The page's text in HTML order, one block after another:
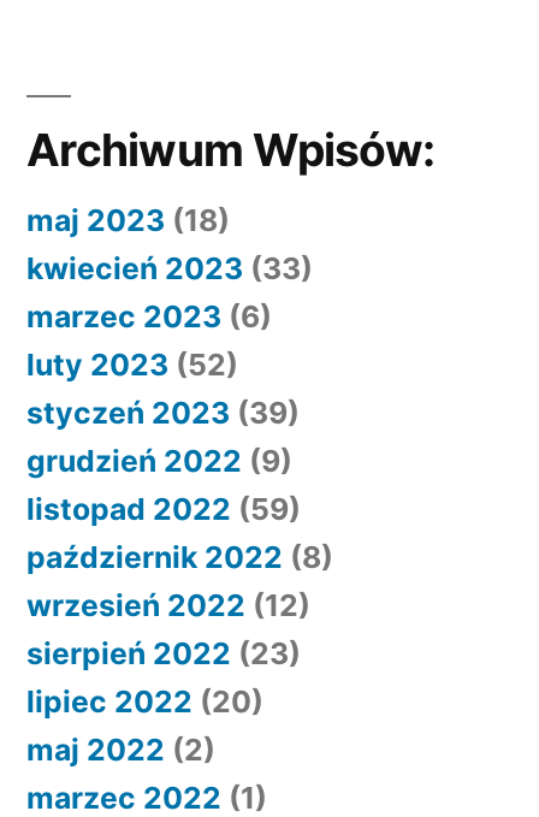
Archiwum Wpisów:
maj 2023 (18)
kwiecień 2023 (33)
marzec 2023 (6)
luty 2023 (52)
styczeń 2023 (39)
grudzień 2022 (9)
listopad 2022 (59)
październik 2022 (8)
wrzesień 2022 (12)
sierpień 2022 (23)
lipiec 2022 (20)
maj 2022 (2)
marzec 2022 (1)